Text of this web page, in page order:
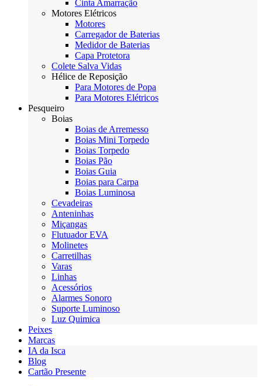
Cinta Amarração
Motores Elétricos
Motores
Carregador de Baterias
Medidor de Baterias
Capa Protetora
Colete Salva Vidas
Hélice de Reposição
Para Motores de Popa
Para Motores Elétricos
Pesqueiro
Boias
Boias de Arremesso
Boias Mini Torpedo
Boias Torpedo
Boias Pão
Boias Guia
Boias para Carpa
Boias Luminosa
Cevadeiras
Anteninhas
Miçangas
Flutuador EVA
Molinetes
Carretilhas
Varas
Linhas
Acessórios
Alarmes Sonoro
Suporte Luminoso
Luz Quimica
Peixes
Marcas
IA da Isca
Blog
Cartão Presente